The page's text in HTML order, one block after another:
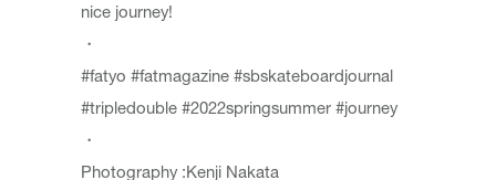
nice journey!
・
#fatyo #fatmagazine #sbskateboardjournal
#tripledouble #2022springsummer #journey
・
Photography :Kenji Nakata